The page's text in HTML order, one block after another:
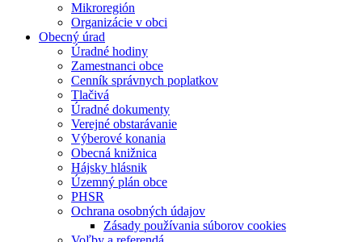
Mikroregión
Organizácie v obci
Obecný úrad
Úradné hodiny
Zamestnanci obce
Cenník správnych poplatkov
Tlačivá
Úradné dokumenty
Verejné obstarávanie
Výberové konania
Obecná knižnica
Hájsky hlásnik
Územný plán obce
PHSR
Ochrana osobných údajov
Zásady používania súborov cookies